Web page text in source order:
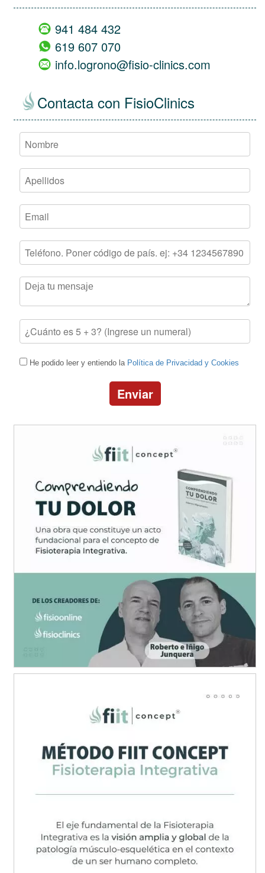
941 484 432
619 607 070
info.logrono@fisio-clinics.com
Contacta con FisioClinics
He podido leer y entiendo la Política de Privacidad y Cookies
Enviar